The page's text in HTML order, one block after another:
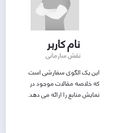
نام کاربر
نقش سازمانی
این یک الگوی سفارشی است
که خلاصه مقالات موجود در
نمایش منابع را ارائه می دهد.